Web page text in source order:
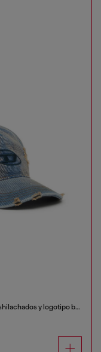
Gorra vaquera con detalles deshilachados y logotipo bordado.